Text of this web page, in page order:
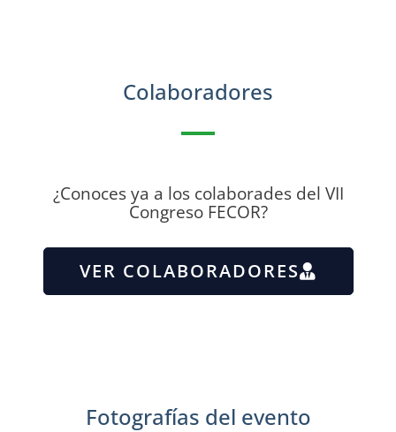
Colaboradores
¿Conoces ya a los colaborades del VII
Congreso FECOR?
VER COLABORADORES
Fotografías del evento